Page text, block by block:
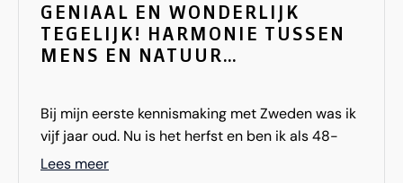
roof terrace. Goede gym ook. Dat was trouwens
deze vakantie erg prettig, dat in de meeste
hotels een goede gym zit.
GENIAAL EN WONDERLIJK
TEGELIJK! HARMONIE TUSSEN
MENS EN NATUUR…
Bij mijn eerste kennismaking met Zweden was ik
vijf jaar oud. Nu is het herfst en ben ik als 48-
jarige na lange tijd weer terug in Zweden. De
Lees meer